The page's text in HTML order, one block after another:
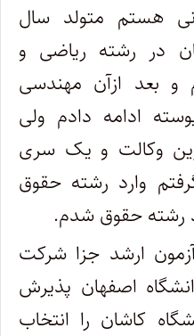
هستم متولد سال
در رشته ریاضی و
بعد ازآن مهندسی
ادامه دادم ولی
وکالت و یک سری
وارد رشته حقوق
بار در سال ۱۴۰۰ آزمون ارشد جزا شرکت
اصفهان پذیرش
کاشان را انتخاب